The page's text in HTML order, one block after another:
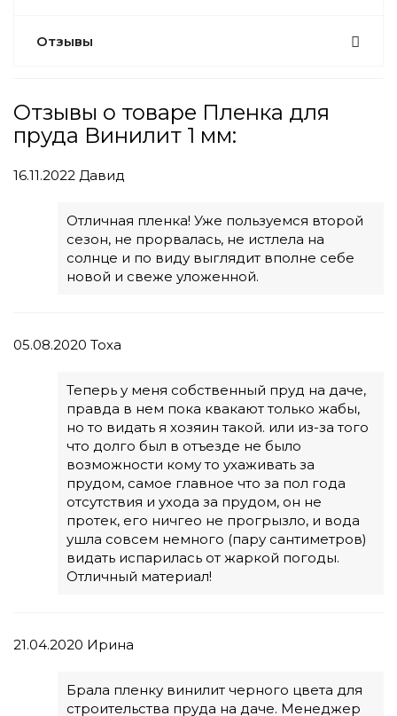
Отзывы
Отзывы о товаре Пленка для
пруда Винилит 1 мм:
16.11.2022 Давид
Отличная пленка! Уже пользуемся второй
сезон, не прорвалась, не истлела на
солнце и по виду выглядит вполне себе
новой и свеже уложенной.
05.08.2020 Тоха
Теперь у меня собственный пруд на даче,
правда в нем пока квакают только жабы,
но то видать я хозяин такой. или из-за того
что долго был в отъезде не было
возможности кому то ухаживать за
прудом, самое главное что за пол года
отсутствия и ухода за прудом, он не
протек, его ничгео не прогрызло, и вода
ушла совсем немного (пару сантиметров)
видать испарилась от жаркой погоды.
Отличный материал!
21.04.2020 Ирина
Брала пленку винилит черного цвета для
строительства пруда на даче. Менеджер